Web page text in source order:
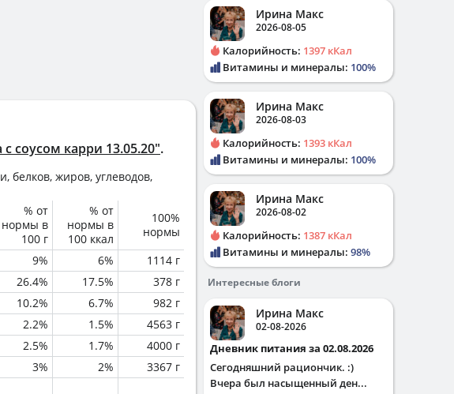
соусом карри 13.05.20".
белков, жиров, углеводов,
% от
нормы в
100 г
% от
нормы в
100 ккал
100%
нормы
9% 6%
1114 г
26.4% 17.5%
378 г
10.2% 6.7%
982 г
2.2% 1.5%
4563 г
2.5% 1.7%
4000 г
3% 2%
3367 г
Ирина Макс
2026-08-05
Калорийность: 1397 кКал
Витамины и минералы: 100%
Ирина Макс
2026-08-03
Калорийность: 1393 кКал
Витамины и минералы: 100%
Ирина Макс
2026-08-02
Калорийность: 1387 кКал
Витамины и минералы: 98%
Интересные блоги
Ирина Макс
02-08-2026
Дневник питания за 02.08.2026
Сегодняшний рациончик. :)
Вчера был насыщенный ден...